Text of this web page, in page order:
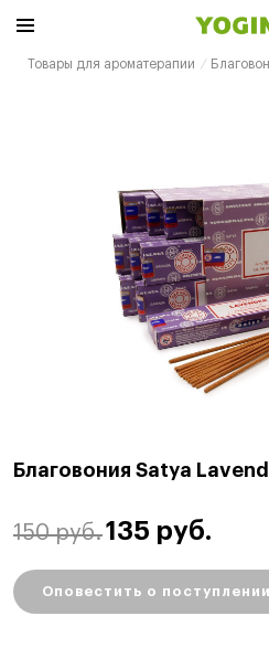
Товары для ароматерапии
Благовония Satya
150 руб.135 руб.
Оповестить о поступлении